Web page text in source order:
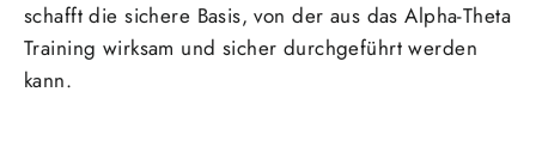
schafft die sichere Basis, von der aus das Alpha-Theta
Training wirksam und sicher durchgeführt werden
kann.